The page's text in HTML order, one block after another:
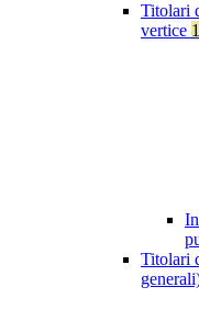
Titolari
vertice 1
Titolari